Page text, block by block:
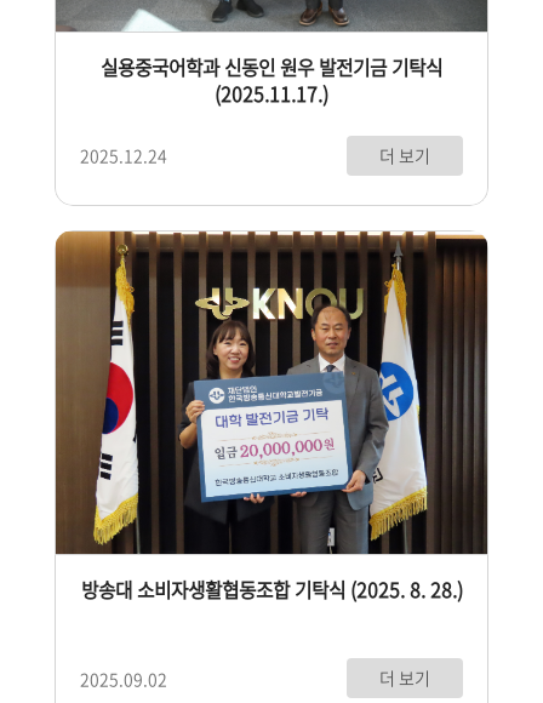
실용중국어학과 신동인 원우 발전기금 기탁식
(2025.11.17.)
2025.12.24 더 보기
방송대 소비자생활협동조합 기탁식 (2025. 8. 28.)
2025.09.02 더 보기